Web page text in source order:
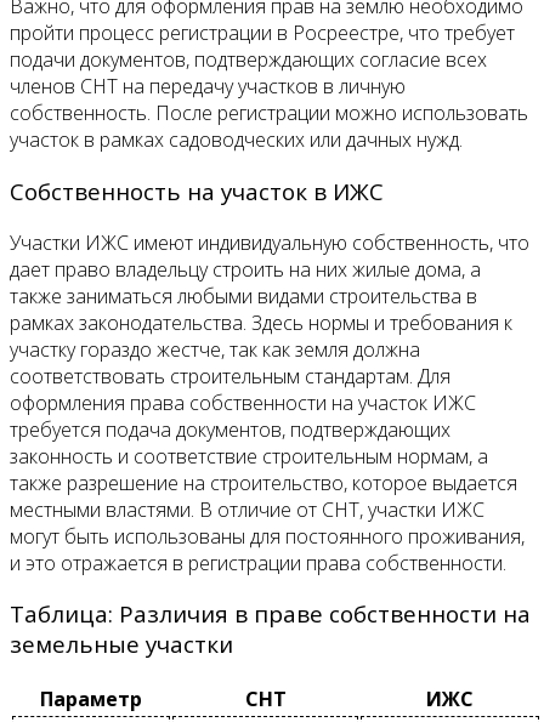
Важно, что для оформления прав на землю необходимо
пройти процесс регистрации в Росреестре, что требует
подачи документов, подтверждающих согласие всех
членов СНТ на передачу участков в личную
собственность. После регистрации можно использовать
участок в рамках садоводческих или дачных нужд.
Собственность на участок в ИЖС
Участки ИЖС имеют индивидуальную собственность, что
дает право владельцу строить на них жилые дома, а
также заниматься любыми видами строительства в
рамках законодательства. Здесь нормы и требования к
участку гораздо жестче, так как земля должна
соответствовать строительным стандартам. Для
оформления права собственности на участок ИЖС
требуется подача документов, подтверждающих
законность и соответствие строительным нормам, а
также разрешение на строительство, которое выдается
местными властями. В отличие от СНТ, участки ИЖС
могут быть использованы для постоянного проживания,
и это отражается в регистрации права собственности.
Таблица: Различия в праве собственности на
земельные участки
Параметр СНТ ИЖС